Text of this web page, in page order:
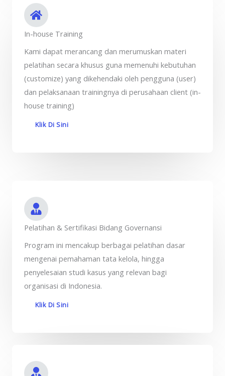
In-house Training
Kami dapat merancang dan merumuskan materi
pelatihan secara khusus guna memenuhi kebutuhan
(customize) yang dikehendaki oleh pengguna (user)
dan pelaksanaan trainingnya di perusahaan client (in-
house training)
Klik Di Sini
Pelatihan & Sertifikasi Bidang Governansi
Program ini mencakup berbagai pelatihan dasar
mengenai pemahaman tata kelola, hingga
penyelesaian studi kasus yang relevan bagi
organisasi di Indonesia.
Klik Di Sini